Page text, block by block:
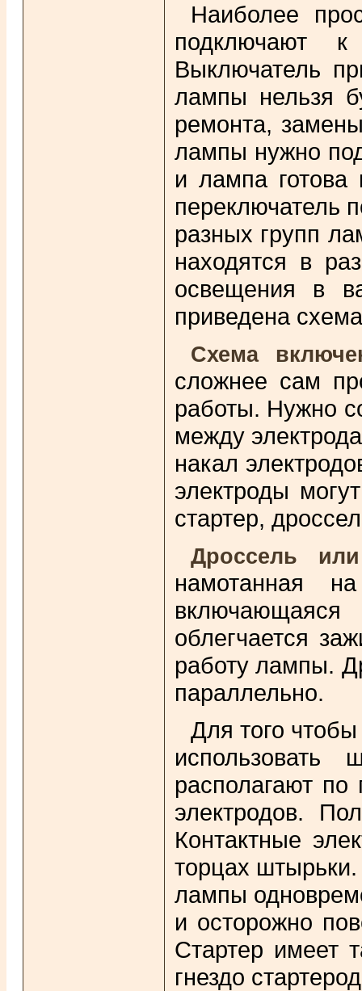
Наиболее
подключают
Выключатель
лампы нельзя
ремонта,
лампы нужно
и лампа готова
переключатель
разных групп
находятся в
освещения в
приведена
Схема
сложнее сам
работы. Нужно
между
накал
электроды
стартер,
Дроссель
намотанная
облегчается
работу лампы.
параллельно.
Для того
располагают
электродов.
Контактные
торцах
лампы
и осторожно
Стартер имеет
гнездо